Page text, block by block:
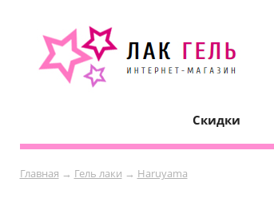
Скидки
Главная → Гель лаки → Haruyama